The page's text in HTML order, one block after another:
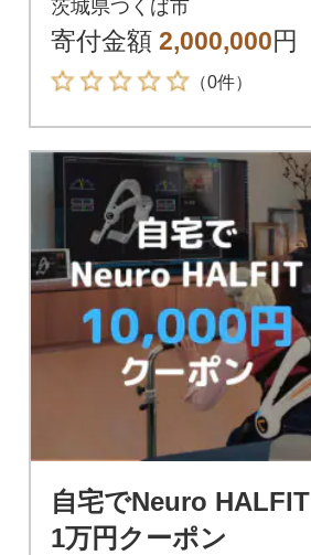
茨城県つくば市
寄付金額 2,000,000円
（0件）
自宅でNeuro HALFIT
1万円クーポン